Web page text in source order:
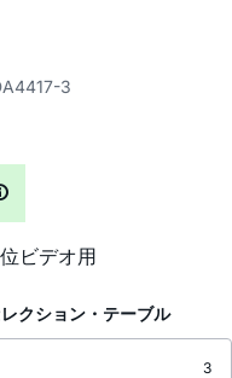
3
ビデオ用
クション・テーブル
3